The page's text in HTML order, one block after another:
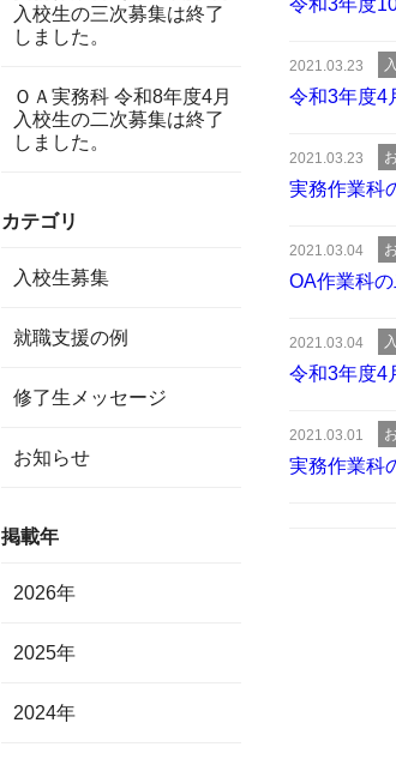
令和3年度
2021.03.23
令和3年度4
2021.03.23
実務作業科
2021.03.04
OA作業科
2021.03.04
令和3年度
2021.03.01
実務作業科
入校生の三次募集は終了
しました。
ＯＡ実務科 令和8年度4月
入校生の二次募集は終了
しました。
カテゴリ
入校生募集
就職支援の例
修了生メッセージ
お知らせ
掲載年
2026年
2025年
2024年